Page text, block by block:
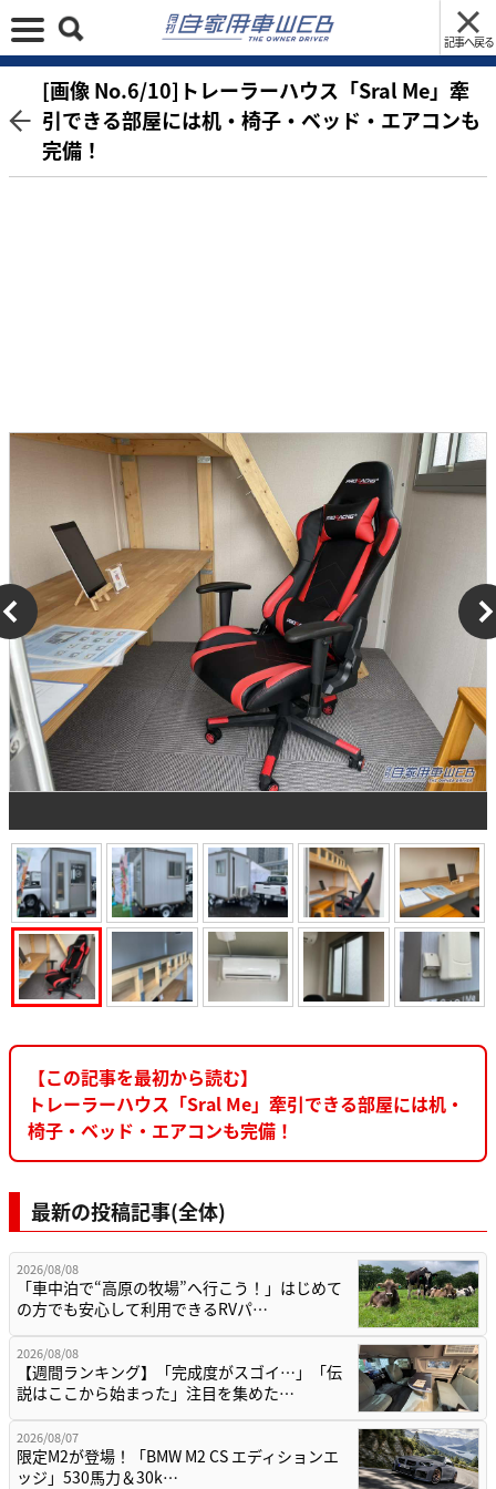
記事へ戻る
[画像 No.6/10]トレーラーハウス「Sral Me」牽
引できる部屋には机・椅子・ベッド・エアコンも
完備！
【この記事を最初から読む】
トレーラーハウス「Sral Me」牽引できる部屋には机・
椅子・ベッド・エアコンも完備！
最新の投稿記事(全体)
2026/08/08
「車中泊で“高原の牧場”へ行こう！」はじめて
の方でも安心して利用できるRVパ…
2026/08/08
【週間ランキング】「完成度がスゴイ…」「伝
説はここから始まった」注目を集めた…
2026/08/07
限定M2が登場！「BMW M2 CS エディションエ
ッジ」530馬力＆30k…